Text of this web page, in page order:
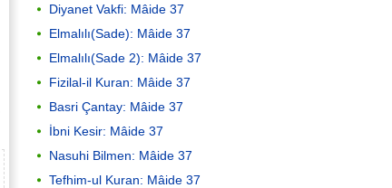
Diyanet Vakfi: Mâide 37
Elmalılı(Sade): Mâide 37
Elmalılı(Sade 2): Mâide 37
Fizilal-il Kuran: Mâide 37
Basri Çantay: Mâide 37
İbni Kesir: Mâide 37
Nasuhi Bilmen: Mâide 37
Tefhim-ul Kuran: Mâide 37